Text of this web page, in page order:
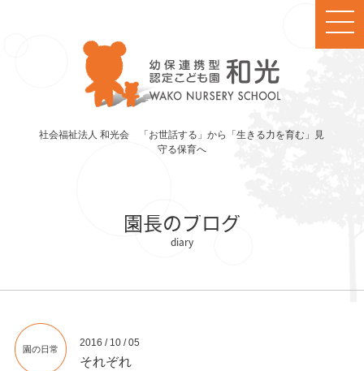
社会福祉法人 和光会 「お世話する」から「生きる力を育む」見
守る保育へ
園長のブログ
園の日常
2016 / 10 / 05
それぞれ